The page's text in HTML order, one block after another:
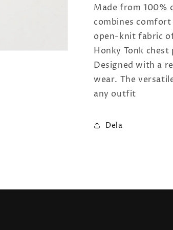
Made from
combines
open-knit fabric
Honky Tonk
Designed with a
wear. The
any outfit
Dela